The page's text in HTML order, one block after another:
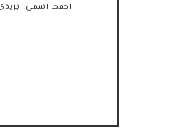
احفظ اسمي، بريدي